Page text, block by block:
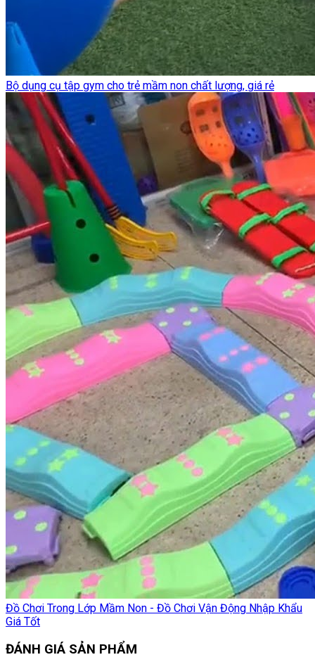
Bộ dụng cụ tập gym cho trẻ mầm non chất lượng, giá rẻ
Đồ Chơi Trong Lớp Mầm Non - Đồ Chơi Vận Động Nhập Khẩu
Giá Tốt
ĐÁNH GIÁ SẢN PHẨM